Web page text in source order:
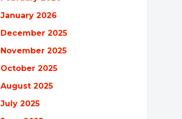
January 2026
December 2025
November 2025
October 2025
August 2025
July 2025